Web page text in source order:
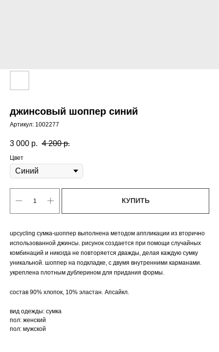
джинсовый шоппер синий
Артикул: 1002277
3 000 р. 4 200 р.
Цвет
КУПИТЬ
upcycling сумка-шоппер выполнена методом аппликации из вторично
использованной джинсы. рисунок создается при помощи случайных
комбинаций и никогда не повторяется дважды, делая каждую сумку
уникальной. шоппер на подкладке, с двумя внутренними карманами.
укреплена плотным дублерином для придания формы.
состав 90% хлопок, 10% эластан. Апсайкл.
вид одежды: сумка
пол: женский
пол: мужской